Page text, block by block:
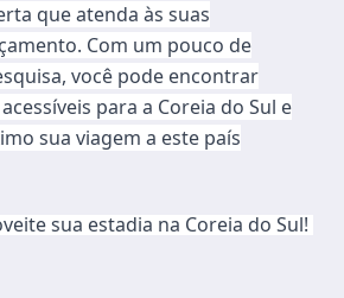
que atenda às suas
Com um pouco de
você pode encontrar
para a Coreia do Sul e
sua viagem a este país
sua estadia na Coreia do Sul!